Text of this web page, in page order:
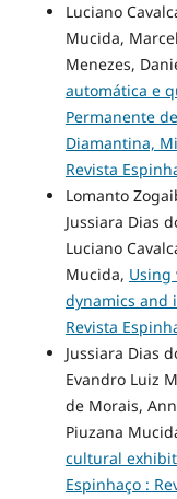
Luciano
Mucida,
Menezes,
automática e
Permanente
Diamantina,
Revista
Lomanto
Jussiara Dias
Luciano
Mucida, Using
dynamics and
Revista
Jussiara Dias
Evandro Luiz
de Morais,
Piuzana
cultural
Espinhaço :